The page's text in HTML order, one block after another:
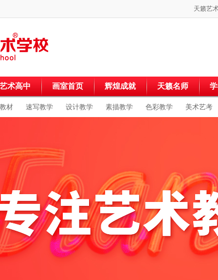
天籁艺
艺术高中 画室首页 辉煌成就 天籁名师
材 速写教学 设计教学 素描教学 色彩教学 美术艺考